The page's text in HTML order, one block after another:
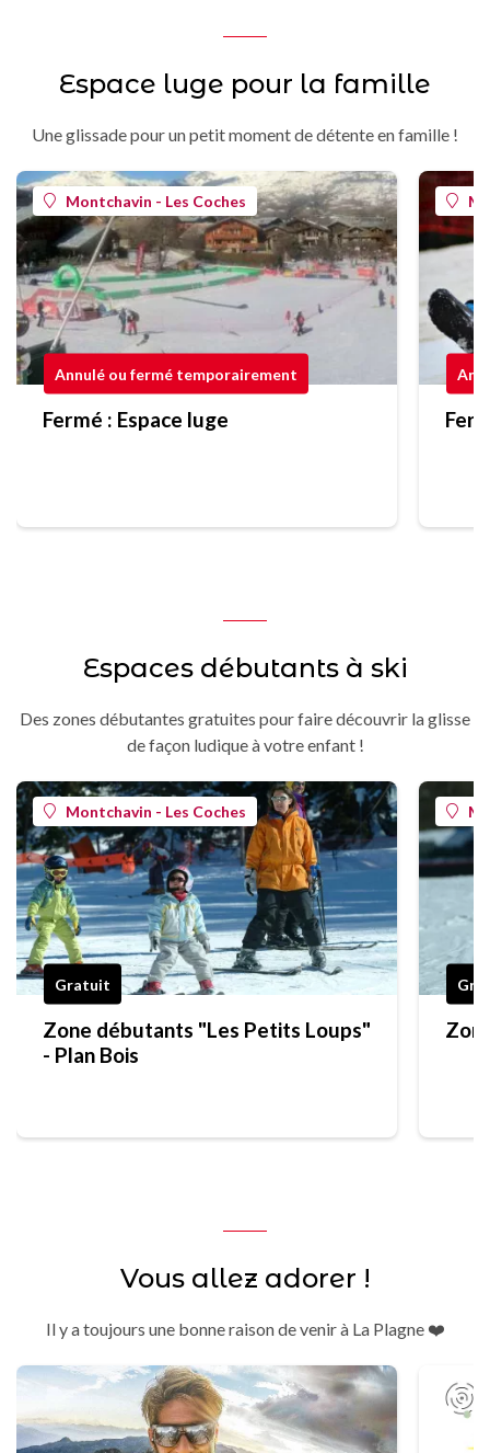
Espace luge pour la famille
Une glissade pour un petit moment de détente en famille !
Montchavin - Les Coches
Annulé ou fermé temporairement
Fermé : Espace luge
Espaces débutants à ski
Des zones débutantes gratuites pour faire découvrir la glisse
de façon ludique à votre enfant !
Montchavin - Les Coches
Gratuit
Zone débutants "Les Petits Loups"
- Plan Bois
Vous allez adorer !
Il y a toujours une bonne raison de venir à La Plagne ❤️